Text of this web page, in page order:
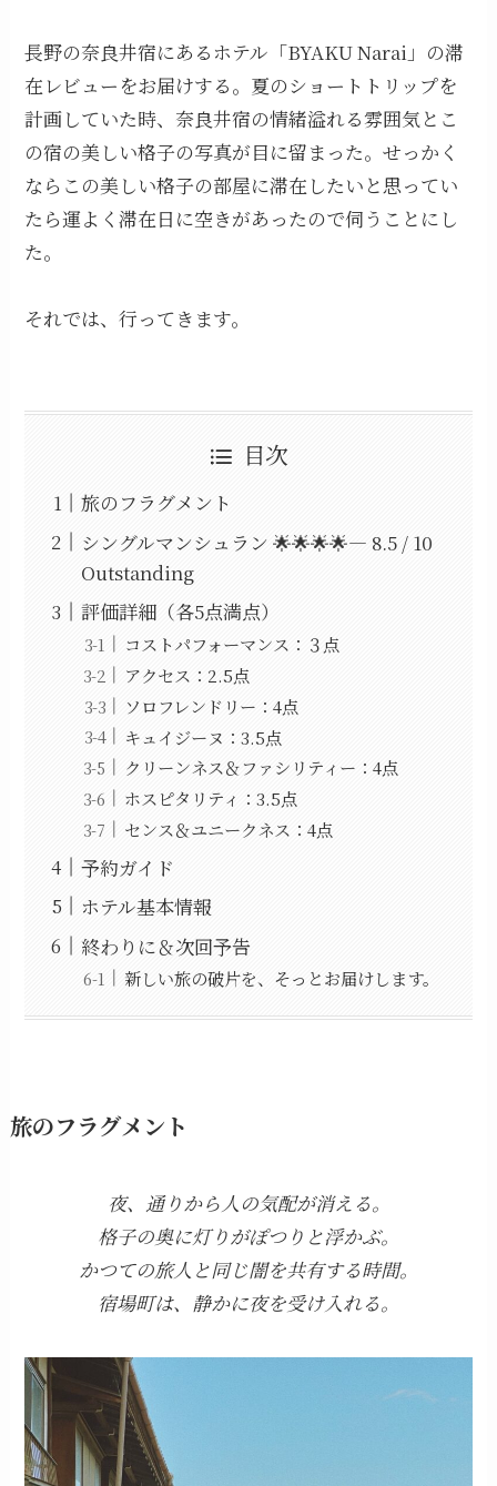
長野の奈良井宿にあるホテル「BYAKU Narai」の滞
在レビューをお届けする。夏のショートトリップを
計画していた時、奈良井宿の情緒溢れる雰囲気とこ
の宿の美しい格子の写真が目に留まった。せっかく
ならこの美しい格子の部屋に滞在したいと思ってい
たら運よく滞在日に空きがあったので伺うことにし
た。
それでは、行ってきます。
目次
旅のフラグメント
シングルマンシュラン 🌟🌟🌟🌟— 8.5 / 10
Outstanding
評価詳細（各5点満点）
コストパフォーマンス：３点
アクセス：2.5点
ソロフレンドリー：4点
キュイジーヌ：3.5点
クリーンネス＆ファシリティー：4点
ホスピタリティ：3.5点
センス＆ユニークネス：4点
予約ガイド
ホテル基本情報
終わりに＆次回予告
新しい旅の破片を、そっとお届けします。
旅のフラグメント
夜、通りから人の気配が消える。
格子の奥に灯りがぽつりと浮かぶ。
かつての旅人と同じ闇を共有する時間。
宿場町は、静かに夜を受け入れる。